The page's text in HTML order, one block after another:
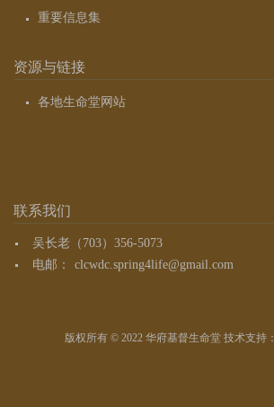
重要信息集
资源与链接
各地生命堂网站
联系我们
吴长老（703）356-5073
电邮：
clcwdc.spring4life@gmail.com
版权所有 © 2022 华府基督生命堂 技术支持：